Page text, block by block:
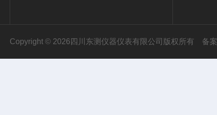
Copyright © 2026四川东测仪器仪表有限公司版权所有 备